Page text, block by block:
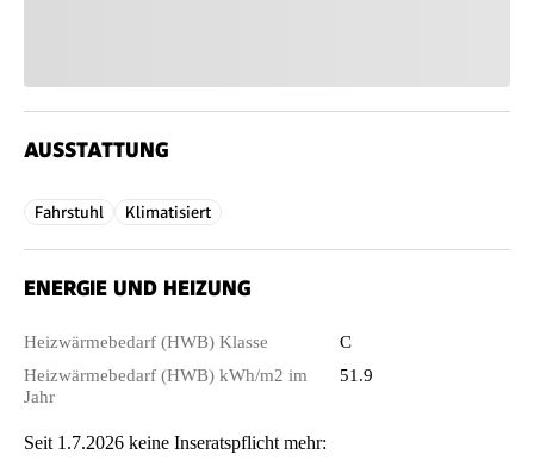
AUSSTATTUNG
Fahrstuhl Klimatisiert
ENERGIE UND HEIZUNG
Heizwärmebedarf (HWB) Klasse
C
Heizwärmebedarf (HWB) kWh/m2 im
Jahr
51.9
Seit 1.7.2026 keine Inseratspflicht mehr: